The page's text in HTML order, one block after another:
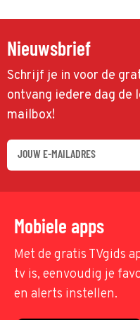
Nieuwsbrief
Schrijf je in voor de
ontvang iedere dag
mailbox!
Mobiele apps
Met de gratis TVgids
tv is, eenvoudig je
en alerts instellen.